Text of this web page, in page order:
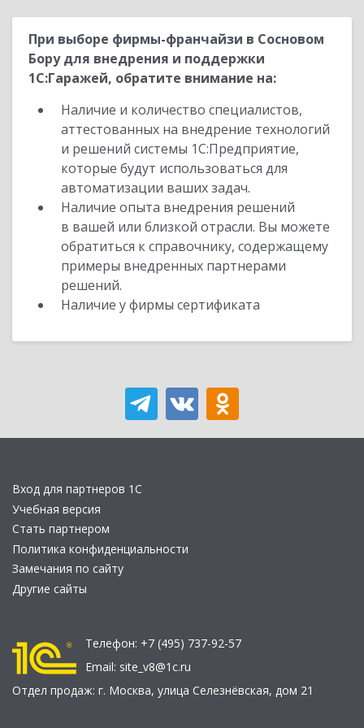
При выборе фирмы-франчайзи в Сосновом
Бору для внедрения и поддержки
1С:Гаражей, обратите внимание на:
Наличие и количество специалистов,
аттестованных на внедрение технологий
и решений системы 1С:Предприятие,
которые будут использоваться для
автоматизации ваших задач.
Наличие опыта внедрения решений
в вашей или близкой отрасли. Вы можете
обратиться к справочнику, содержащему
примеры внедренных партнерами
решений.
Наличие у фирмы сертификата
Вход для партнеров 1С
Учебная версия
Стать партнером
Политика конфиденциальности
Замечания по сайту
Другие сайты
Телефон: +7 (495) 737-92-57
Email: site_v8@1c.ru
Отдел продаж: г. Москва, улица Селезнёвская, дом 21